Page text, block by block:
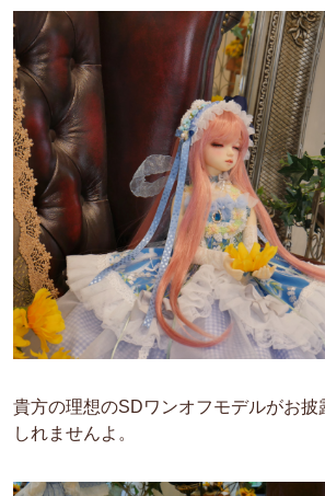
貴方の理想のSDワンオフモデルがお披
しれませんよ。